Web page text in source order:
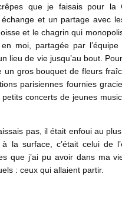
que je faisais pour la
et un partage avec
et le chagrin qui
moi, partagée par
lieu de vie jusqu’au bout.
un gros bouquet de fleurs
parisiennes fournies
concerts de jeunes
pas, il était enfoui au
surface, c’était celui de
que j’ai pu avoir dans ma
: ceux qui allaient partir.